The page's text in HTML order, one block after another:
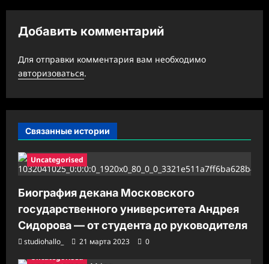
з
а
и
и
Добавить комментарий
Для отправки комментария вам необходимо
авторизоваться.
Связанные истории
Uncategorised
Биография декана Московского
государственного университета Андрея
Сидорова — от студента до руководителя
studiohallo_ 21 марта 2023
0
Uncategorised